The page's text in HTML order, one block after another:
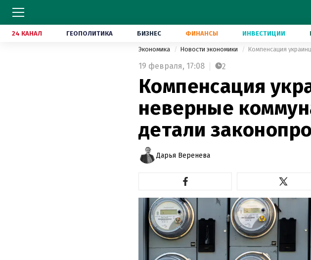
24 КАНАЛ ГЕОПОЛИТИКА БИЗНЕС ФИНАНСЫ ИНВЕСТИЦИИ
Экономика Новости экономики Компенсация
19 февраля, 17:08 2
Компенсация
неверные
детали
Дарья Веренева